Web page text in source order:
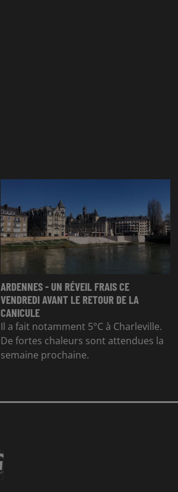
ARDENNES - UN RÉVEIL FRAIS CE
VENDREDI AVANT LE RETOUR DE LA
CANICULE
Il a fait notamment 5°C à Charleville.
De fortes chaleurs sont attendues la
semaine prochaine.